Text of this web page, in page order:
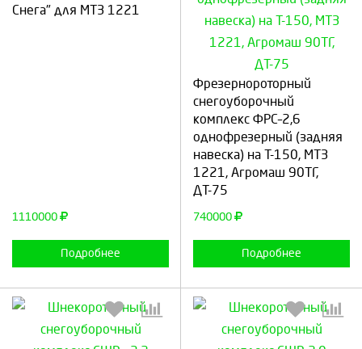
Снега" для МТЗ 1221
1110000
Подробнее
Фрезернороторный
снегоуборочный
комплекс ФРС–2,6
однофрезерный (задняя
навеска) на Т-150, МТЗ
1221, Агромаш 90ТГ,
ДТ-75
740000
Подробнее
Выберите количество:
Продолжить Отмена